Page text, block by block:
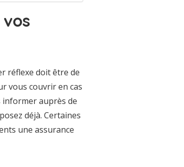
réflexe doit être de
vous couvrir en cas
informer auprès de
déjà. Certaines
une assurance